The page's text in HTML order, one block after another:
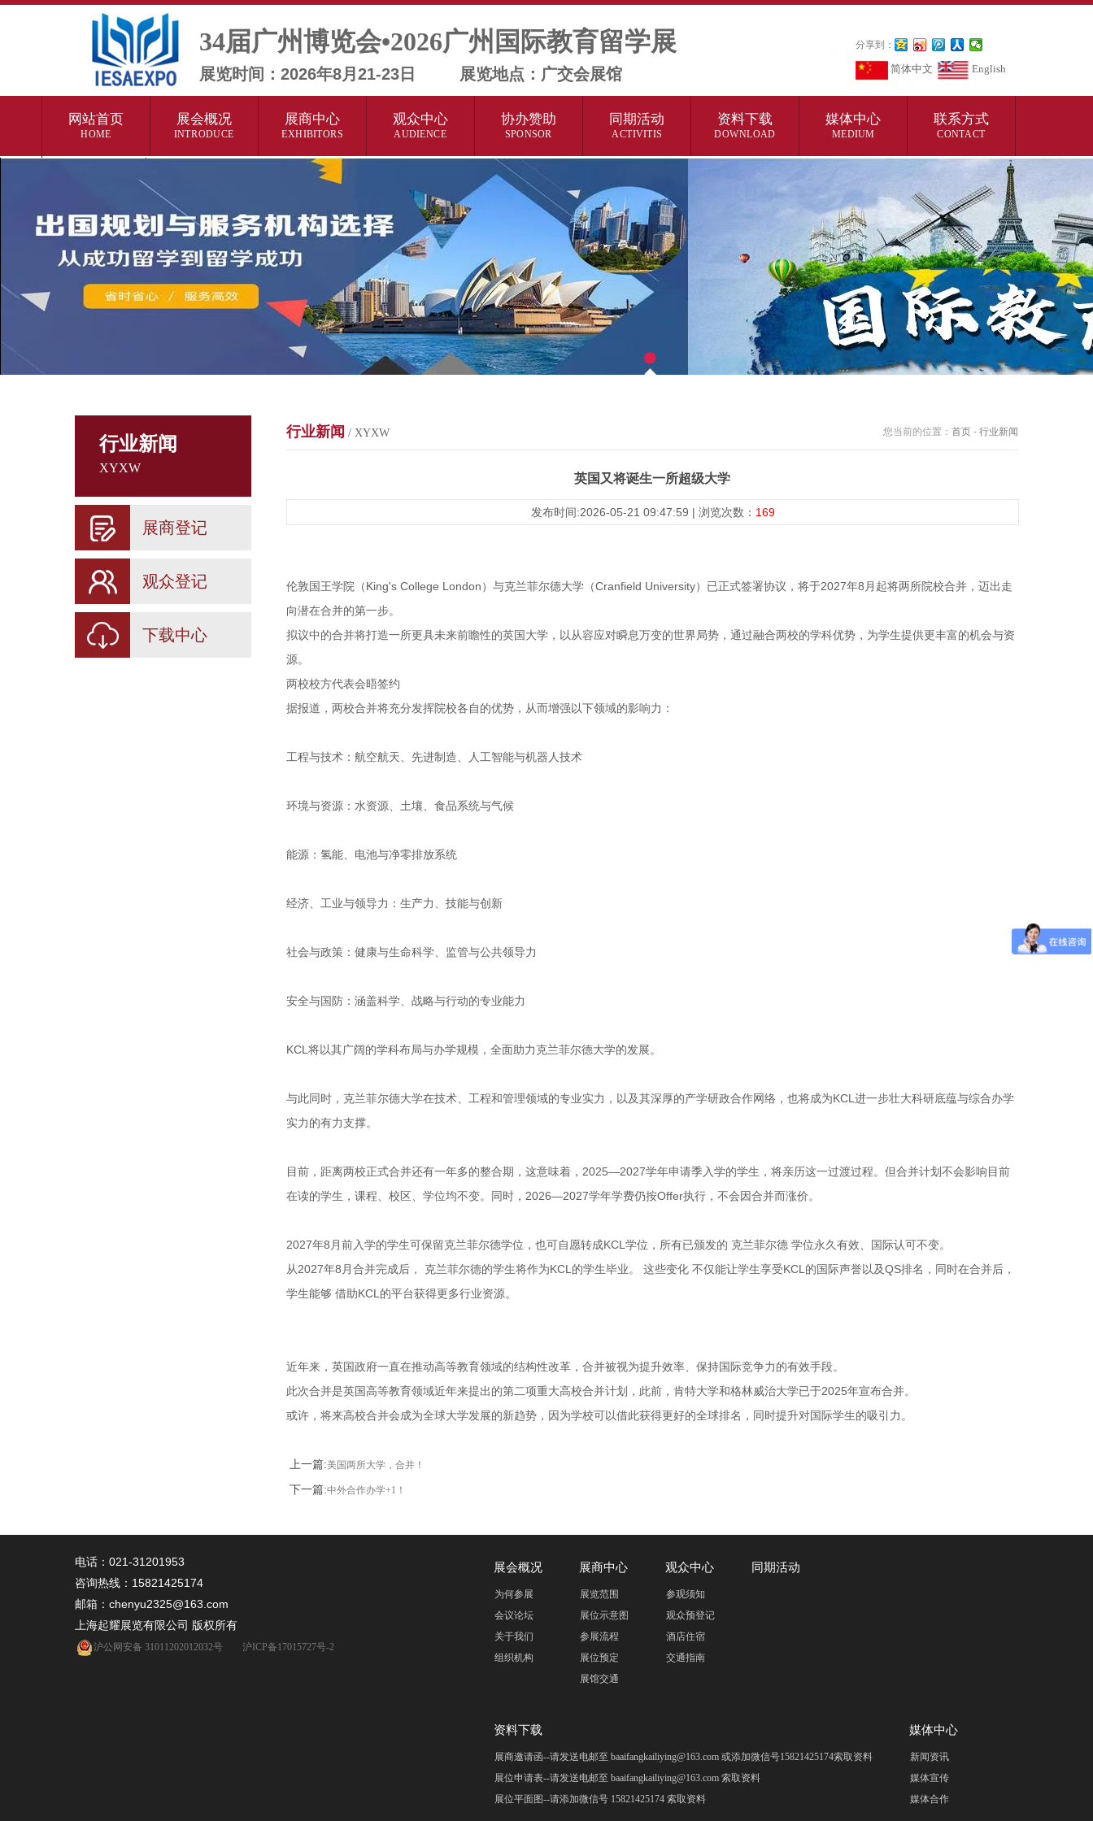
34届广州博览会•2026广州国际教育留学展
展览时间：2026年8月21-23日 展览地点：广交会展馆
分享到：
简体中文 English
网站首页
HOME
展会概况
INTRODUCE
展商中心
EXHIBITORS
观众中心
AUDIENCE
协办赞助
SPONSOR
同期活动
ACTIVITIS
资料下载
DOWNLOAD
媒体中心
MEDIUM
联系方式
CONTACT
行业新闻
XYXW
展商登记
观众登记
下载中心
行业新闻 / XYXW 您当前的位置： 首页 - 行业新闻
英国又将诞生一所超级大学
发布时间:2026-05-21 09:47:59 | 浏览次数： 169
伦敦国王学院（King's College London）与克兰菲尔德大学（Cranfield University）已正式签署协议，将于2027年8月起将两所院校合并，迈出走
向潜在合并的第一步。
拟议中的合并将打造一所更具未来前瞻性的英国大学，以从容应对瞬息万变的世界局势，通过融合两校的学科优势，为学生提供更丰富的机会与资
源。
两校校方代表会晤签约
据报道，两校合并将充分发挥院校各自的优势，从而增强以下领域的影响力：
工程与技术：航空航天、先进制造、人工智能与机器人技术
环境与资源：水资源、土壤、食品系统与气候
能源：氢能、电池与净零排放系统
经济、工业与领导力：生产力、技能与创新
社会与政策：健康与生命科学、监管与公共领导力
安全与国防：涵盖科学、战略与行动的专业能力
KCL将以其广阔的学科布局与办学规模，全面助力克兰菲尔德大学的发展。
与此同时，克兰菲尔德大学在技术、工程和管理领域的专业实力，以及其深厚的产学研政合作网络，也将成为KCL进一步壮大科研底蕴与综合办学
实力的有力支撑。
目前，距离两校正式合并还有一年多的整合期，这意味着，2025—2027学年申请季入学的学生，将亲历这一过渡过程。但合并计划不会影响目前
在读的学生，课程、校区、学位均不变。同时，2026—2027学年学费仍按Offer执行，不会因合并而涨价。
2027年8月前入学的学生可保留克兰菲尔德学位，也可自愿转成KCL学位，所有已颁发的 克兰菲尔德 学位永久有效、国际认可不变。
从2027年8月合并完成后， 克兰菲尔德的学生将作为KCL的学生毕业。 这些变化 不仅能让学生享受KCL的国际声誉以及QS排名，同时在合并后，
学生能够 借助KCL的平台获得更多行业资源。
近年来，英国政府一直在推动高等教育领域的结构性改革，合并被视为提升效率、保持国际竞争力的有效手段。
此次合并是英国高等教育领域近年来提出的第二项重大高校合并计划，此前，肯特大学和格林威治大学已于2025年宣布合并。
或许，将来高校合并会成为全球大学发展的新趋势，因为学校可以借此获得更好的全球排名，同时提升对国际学生的吸引力。
上一篇:美国两所大学，合并！
下一篇:中外合作办学+1！
电话：021-31201953
咨询热线： 15821425174
邮箱：chenyu2325@163.com
上海起耀展览有限公司 版权所有
沪公网安备 31011202012032号 沪ICP备17015727号-2
展会概况
为何参展
会议论坛
关于我们
组织机构
展商中心
展览范围
展位示意图
参展流程
展位预定
展馆交通
观众中心
参观须知
观众预登记
酒店住宿
交通指南
同期活动
资料下载
展商邀请函--请发送电邮至 baaifangkailiying@163.com 或添加微信号15821425174索取资料
展位申请表--请发送电邮至 baaifangkailiying@163.com 索取资料
展位平面图--请添加微信号 15821425174 索取资料
媒体中心
新闻资讯
媒体宣传
媒体合作